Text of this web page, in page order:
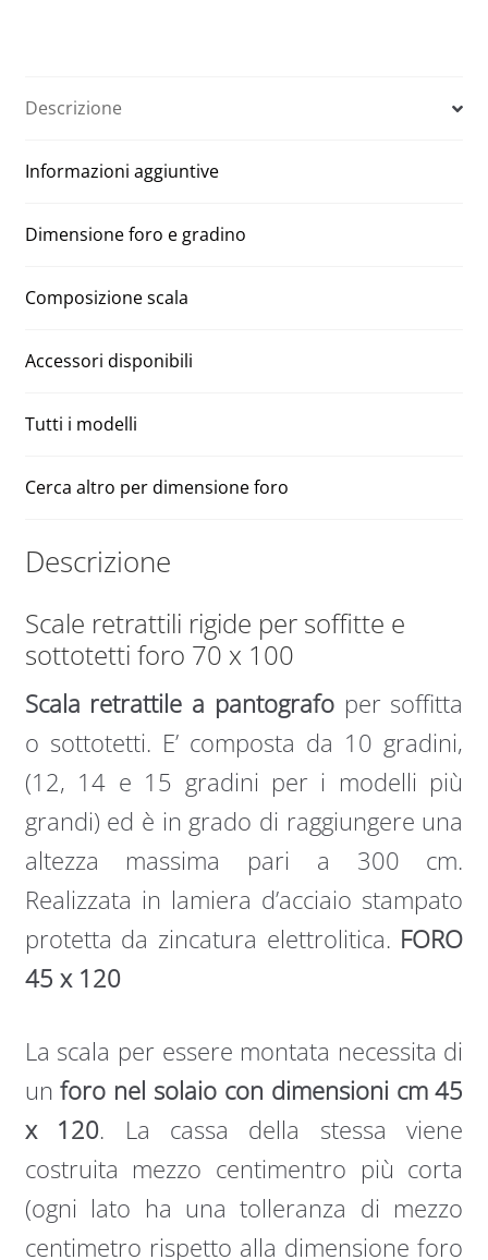
e
sottotetti
70
100
Descrizione
Informazioni aggiuntive
Dimensione foro e gradino
Composizione scala
Accessori disponibili
Tutti i modelli
Cerca altro per dimensione foro
Descrizione
Scale retrattili rigide per soffitte e
sottotetti foro 70 x 100
Scala retrattile a pantografoper soffitta
o sottotetti. E’ composta da 10 gradini,
(12, 14 e 15 gradini per i modelli più
grandi) ed è in grado di raggiungere una
altezza massima pari a 300 cm.
Realizzata in lamiera d’acciaio stampato
protetta da zincatura elettrolitica. FORO
45 x 120
La scala per essere montata necessita di
unforo nel solaio con dimensioni cm 45
x 120. La cassa della stessa viene
costruita mezzo centimentro più corta
(ogni lato ha una tolleranza di mezzo
centimetro rispetto alla dimensione foro